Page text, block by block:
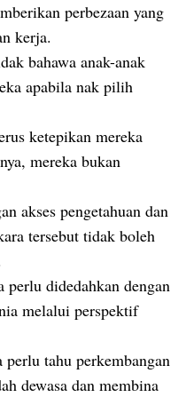
perbezaan yang
kerja.
bahawa anak-anak
apabila nak pilih
ketepikan mereka
mereka bukan
akses pengetahuan dan
tersebut tidak boleh
perlu didedahkan dengan
melalui perspektif
tahu perkembangan
dewasa dan membina